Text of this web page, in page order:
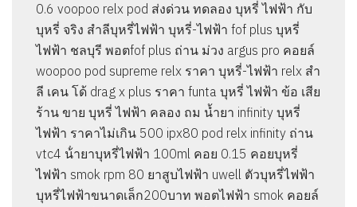
0.6 voopoo relx pod ส่งด่วน ทดลอง บุหรี่ ไฟฟ้า กับ
บุหรี่ จริง สำลีบุหรี่ไฟฟ้า บุหรี่-ไฟฟ้า fof plus บุหรี่
ไฟฟ้า ชลบุรี พอตfof plus ถ่าน ม่วง argus pro คอยล์
woopoo pod supreme relx ราคา บุหรี่-ไฟฟ้า relx สํา
ลี เคน โด้ drag x plus ราคา funta บุหรี่ ไฟฟ้า ข้อ เสีย
ร้าน ขาย บุหรี่ ไฟฟ้า คลอง ถม น้ำยา infinity บุหรี่
ไฟฟ้า ราคาไม่เกิน 500 ipx80 pod relx infinity ถ่าน
vtc4 น้ํายาบุหรี่ไฟฟ้า 100ml คอย 0.15 คอยบุหรี่
ไฟฟ้า smok rpm 80 ยาสูบไฟฟ้า uwell ตัวบุหรี่ไฟฟ้า
บุหรี่ไฟฟ้าขนาดเล็ก200บาท พอตไฟฟ้า smok คอยล์